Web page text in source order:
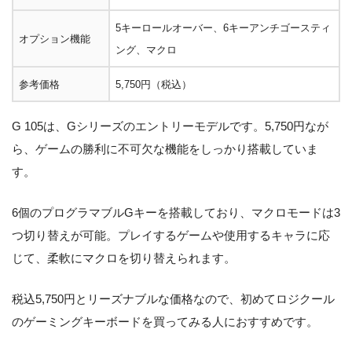
オプション機能
5キーロールオーバー、6キーアンチゴースティ
ング、マクロ
参考価格 5,750円（税込）
G 105は、Gシリーズのエントリーモデルです。5,750円なが
ら、ゲームの勝利に不可欠な機能をしっかり搭載していま
す。
6個のプログラマブルGキーを搭載しており、マクロモードは3
つ切り替えが可能。プレイするゲームや使用するキャラに応
じて、柔軟にマクロを切り替えられます。
税込5,750円とリーズナブルな価格なので、初めてロジクール
のゲーミングキーボードを買ってみる人におすすめです。